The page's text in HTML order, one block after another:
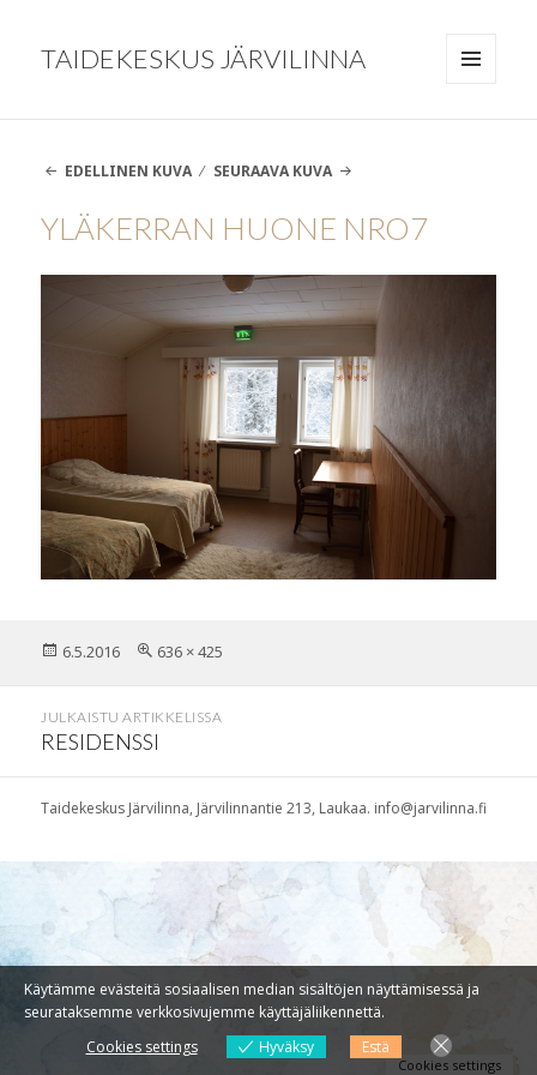
TAIDEKESKUS JÄRVILINNA
JA
EDELLINEN KUVA
SEURAAVA KUVA
YLÄKERRAN HUONE NRO7
Julkaistu
6.5.2016 Täysikokoinen
636 × 425
selaus
JULKAISTU ARTIKKELISSA
RESIDENSSI
Taidekeskus Järvilinna, Järvilinnantie 213, Laukaa. info@jarvilinna.fi
Käytämme evästeitä sosiaalisen median sisältöjen näyttämisessä ja
seurataksemme verkkosivujemme käyttäjäliikennettä.
Cookies settings
Hyväksy Estä
Cookies settings